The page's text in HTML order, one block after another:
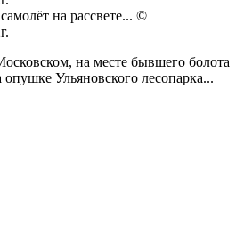
на рассвете... ©
на месте бывшего болота
опушке Ульяновского лесопарка...